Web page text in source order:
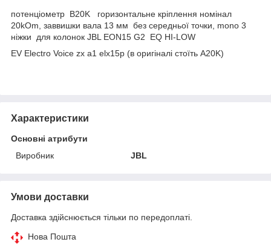
потенціометр B20K горизонтальне кріплення номінал
20kOm, заввишки вала 13 мм без середньої точки, mono 3
ніжки для колонок JBL EON15 G2 EQ HI-LOW
EV Electro Voice zx a1 elx15p (в оригіналі стоїть A20K)
Характеристики
Основні атрибути
Виробник
JBL
Умови доставки
Доставка здійснюється тільки по передоплаті.
Нова Пошта